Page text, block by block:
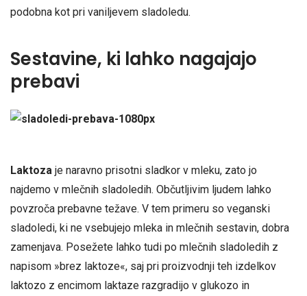
podobna kot pri vaniljevem sladoledu.
Sestavine, ki lahko nagajajo
prebavi
Laktoza je naravno prisotni sladkor v mleku, zato jo
najdemo v mlečnih sladoledih. Občutljivim ljudem lahko
povzroča prebavne težave. V tem primeru so veganski
sladoledi, ki ne vsebujejo mleka in mlečnih sestavin, dobra
zamenjava. Posežete lahko tudi po mlečnih sladoledih z
napisom »brez laktoze«, saj pri proizvodnji teh izdelkov
laktozo z encimom laktaze razgradijo v glukozo in